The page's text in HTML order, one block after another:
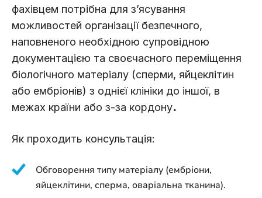
фахівцем потрібна для з’ясування
можливостей організації безпечного,
наповненого необхідною супровідною
документацією та своєчасного переміщення
біологічного матеріалу (сперми, яйцеклітин
або ембріонів) з однієї клініки до іншої, в
межах країни або з-за кордону.
Як проходить консультація:
Обговорення типу матеріалу (ембріони,
яйцеклітини, сперма, оваріальна тканина).